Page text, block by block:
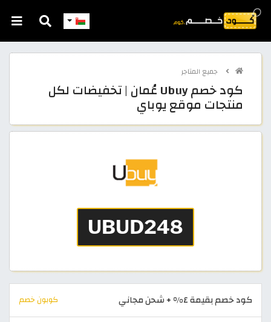
جميع المتاجر
كود خصم Ubuy عُمان | تخفيضات لكل
منتجات موقع يوباي
كود خصم بقيمة ٤% + شحن مجاني كوبون خصم